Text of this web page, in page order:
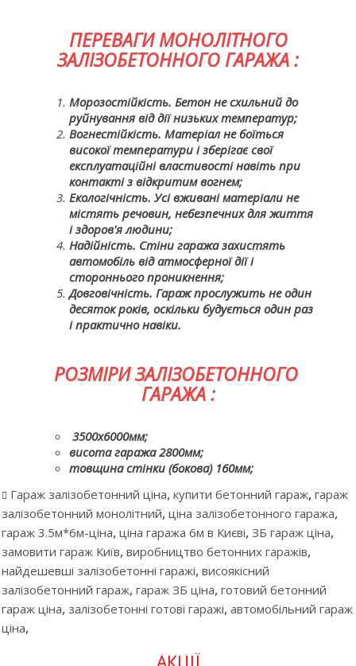
ПЕРЕВАГИ МОНОЛІТНОГО
ЗАЛІЗОБЕТОННОГО ГАРАЖА :
Морозостійкість. Бетон не схильний до
руйнування від дії низьких температур;
Вогнестійкість. Матеріал не боїться
високої температури і зберігає свої
експлуатаційні властивості навіть при
контакті з відкритим вогнем;
Екологічність. Усі вживані матеріали не
містять речовин, небезпечних для життя
і здоров'я людини;
Надійність. Стіни гаража захистять
автомобіль від атмосферної дії і
стороннього проникнення;
Довговічність. Гараж прослужить не один
десяток років, оскільки будується один раз
і практично навіки.
РОЗМІРИ ЗАЛІЗОБЕТОННОГО
ГАРАЖА :
3500х6000мм;
висота гаража 2800мм;
товщина стінки (бокова) 160мм;
Гараж залізобетонний ціна, купити бетонний гараж, гараж
залізобетонний монолітний, ціна залізобетонного гаража,
гараж 3.5м*6м-ціна, ціна гаража 6м в Києві, ЗБ гараж ціна,
замовити гараж Київ, виробництво бетонних гаражів,
найдешевші залізобетонні гаражі, висоякісний
залізобетонний гараж, гараж ЗБ ціна, готовий бетонний
гараж ціна, залізобетонні готові гаражі, автомобільний гараж
ціна,